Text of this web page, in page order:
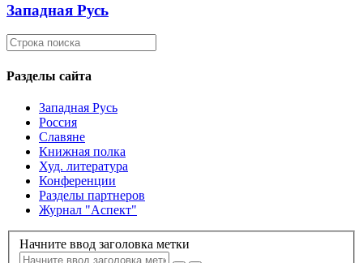
Западная Русь
Разделы сайта
Западная Русь
Россия
Славяне
Книжная полка
Худ. литература
Конференции
Разделы партнеров
Журнал "Аспект"
Начните ввод заголовка метки